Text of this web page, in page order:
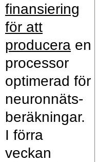
finansiering
för att
producera en
processor
optimerad för
neuronnäts­
beräkningar.
I förra
veckan